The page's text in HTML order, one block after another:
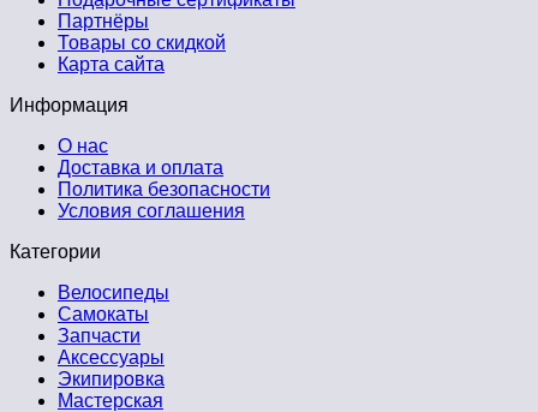
Партнёры
Товары со скидкой
Карта сайта
Информация
О нас
Доставка и оплата
Политика безопасности
Условия соглашения
Категории
Велосипеды
Самокаты
Запчасти
Аксессуары
Экипировка
Мастерская